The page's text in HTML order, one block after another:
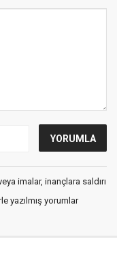
imalar, inançlara saldırı
yazılmış yorumlar